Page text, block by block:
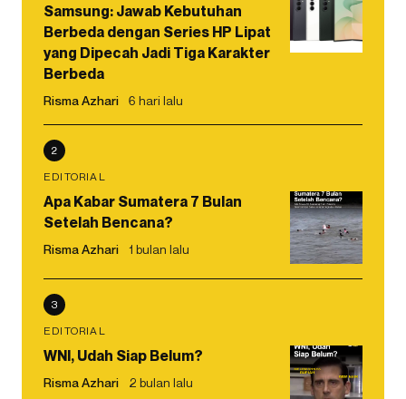
Samsung: Jawab Kebutuhan
Berbeda dengan Series HP Lipat
yang Dipecah Jadi Tiga Karakter
Berbeda
Risma Azhari 6 hari lalu
2
EDITORIAL
Apa Kabar Sumatera 7 Bulan
Setelah Bencana?
Risma Azhari 1 bulan lalu
3
EDITORIAL
WNI, Udah Siap Belum?
Risma Azhari 2 bulan lalu